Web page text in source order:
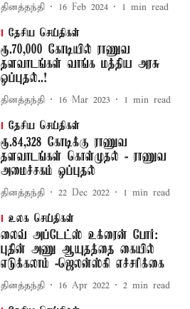
தினத்தந்தி 16 Feb 2024 1 min read
தேசிய செய்திகள்
ரூ.70,000 கோடியில் ராணுவ
தளவாடங்கள் வாங்க மத்திய அரசு
ஒப்புதல்..!
தினத்தந்தி 16 Mar 2023 1 min read
தேசிய செய்திகள்
ரூ.84,328 கோடிக்கு ராணுவ
தளவாடங்கள் கொள்முதல் - ராணுவ
அமைச்சகம் ஒப்புதல்
தினத்தந்தி 22 Dec 2022 1 min read
உலக செய்திகள்
லைவ் அப்டேட்ஸ் உக்ரைன் போர்:
புதின் அணு ஆயுதத்தை கையில்
எடுக்கலாம் -ஜெலன்ஸ்கி எச்சரிக்கை
தினத்தந்தி 16 Apr 2022 2 min read